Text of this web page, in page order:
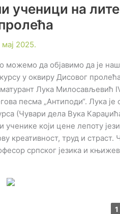
ученици на
2025.
можемо да објавимо да је
у оквиру Дисовог
Лука Милосављевић
песма „Антиподи“. Лука
(Чувари дела Вука
ученике који цене лепоту
креативност, труд и
српског језика и
1